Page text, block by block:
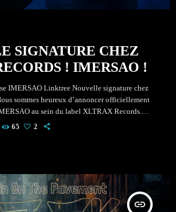
SIGNATURE CHEZ
! IMERSAO !
IMERSAO Linktree Nouvelle signature chez
sommes heureux d’annoncer officiellement
au sein du label XLTRAX Records.
inspiré des sonorités ancestrales et des
65 2
insert_link